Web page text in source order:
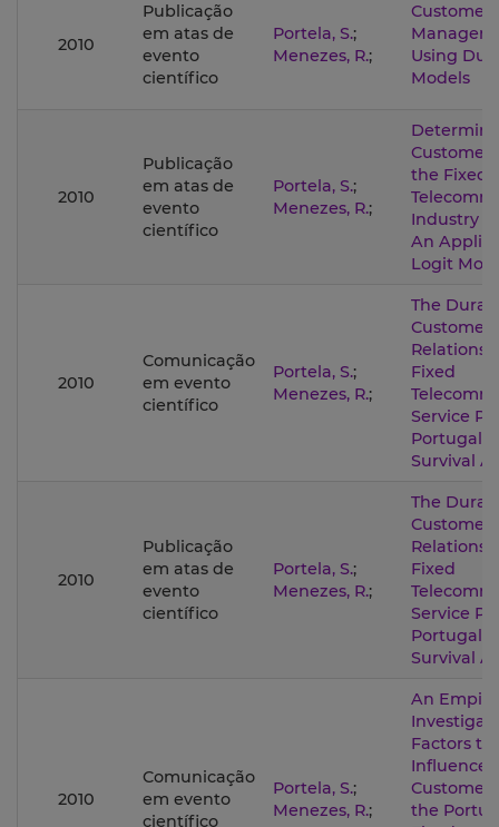
2010
Publicação
em atas de
evento
científico
Portela, S.;
Menezes, R.;
Customer
Using
Models
2010
Publicação
em atas de
evento
científico
Portela, S.;
Menezes, R.;
Customer
the Fixed
Industry
An
Logit
2010
Comunicação
em evento
científico
Portela, S.;
Menezes, R.;
The
Customer
Fixed
Service
Portugal
Survival
2010
Publicação
em atas de
evento
científico
Portela, S.;
Menezes, R.;
The
Customer
Fixed
Service
Portugal
Survival
2010
Comunicação
em evento
científico
Portela, S.;
Menezes, R.;
An
Factors
Influence
Customer
the